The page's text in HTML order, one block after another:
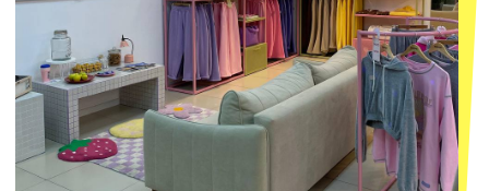
ПОКУПАТЕЛЯМ
Новости
Каталог
О КОМПАНИИ
MACROCOSM
000+ подписчиков
14'000+ подписчиков в нашем Telegram-канале